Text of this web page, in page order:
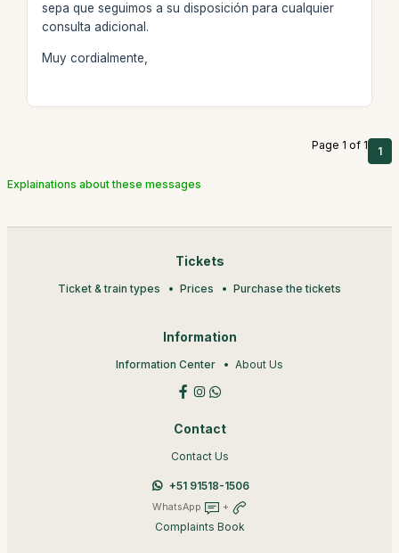
sepa que seguimos a su disposición para cualquier
consulta adicional.
Muy cordialmente,
Page 1 of 1 1
Explainations about these messages
Tickets
Ticket & train types Prices Purchase the tickets
Information
Information Center About Us
Contact
Contact Us
+51 91518-1506
WhatsApp +
Complaints Book